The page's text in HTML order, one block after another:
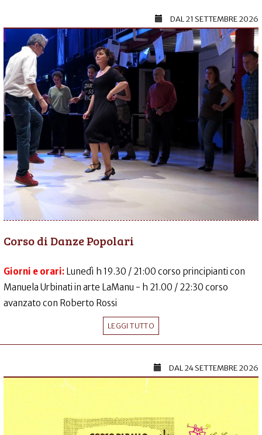
DAL21 SETTEMBRE 2026
Corso di Danze Popolari
Giorni e orari: Lunedì h 19.30 / 21:00 corso principianti con
Manuela Urbinati in arte LaManu - h 21.00 / 22:30 corso
avanzato con Roberto Rossi
LEGGI TUTTO
DAL24 SETTEMBRE 2026